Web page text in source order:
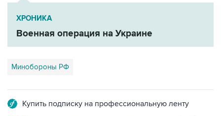
ХРОНИКА
Военная операция на Украине
Минобороны РФ
Купить подписку на профессиональную ленту